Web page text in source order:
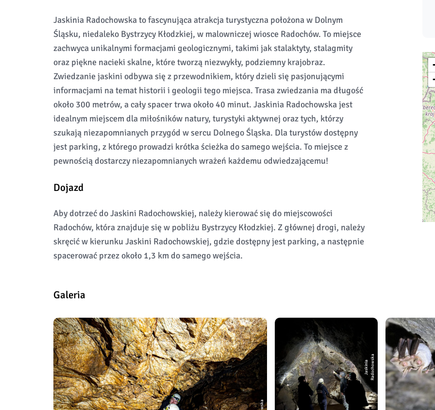
Jaskinia Radochowska to fascynująca atrakcja turystyczna położona w Dolnym
Śląsku, niedaleko Bystrzycy Kłodzkiej, w malowniczej wiosce Radochów. To miejsce
zachwyca unikalnymi formacjami geologicznymi, takimi jak stalaktyty, stalagmity
oraz piękne nacieki skalne, które tworzą niezwykły, podziemny krajobraz.
Zwiedzanie jaskini odbywa się z przewodnikiem, który dzieli się pasjonującymi
informacjami na temat historii i geologii tego miejsca. Trasa zwiedzania ma długość
około 300 metrów, a cały spacer trwa około 40 minut. Jaskinia Radochowska jest
idealnym miejscem dla miłośników natury, turystyki aktywnej oraz tych, którzy
szukają niezapomnianych przygód w sercu Dolnego Śląska. Dla turystów dostępny
jest parking, z którego prowadzi krótka ścieżka do samego wejścia. To miejsce z
pewnością dostarczy niezapomnianych wrażeń każdemu odwiedzającemu!
Dojazd
Aby dotrzeć do Jaskini Radochowskiej, należy kierować się do miejscowości
Radochów, która znajduje się w pobliżu Bystrzycy Kłodzkiej. Z głównej drogi, należy
skręcić w kierunku Jaskini Radochowskiej, gdzie dostępny jest parking, a następnie
spacerować przez około 1,3 km do samego wejścia.
Galeria
J
a
s
ki
ni
a
R
a
d
o
c
h
o
w
s
ka